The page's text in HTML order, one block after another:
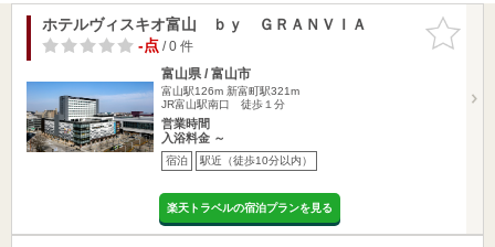
お気に入
りに追加
ホテルヴィスキオ富山 ｂｙ ＧＲＡＮＶＩＡ
-点/ 0 件
富山県 / 富山市
富山駅126m 新富町駅321m
JR富山駅南口 徒歩１分
営業時間
入浴料金 ～
宿泊 駅近（徒歩10分以内）
楽天トラベルの宿泊プランを見る